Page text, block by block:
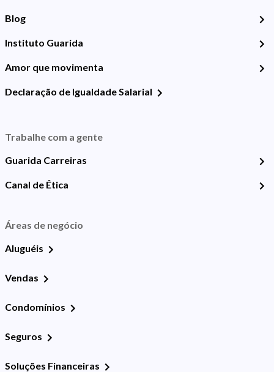
Blog
Instituto Guarida
Amor que movimenta
Declaração de Igualdade Salarial
Trabalhe com a gente
Guarida Carreiras
Canal de Ética
Áreas de negócio
Aluguéis
Vendas
Condomínios
Seguros
Soluções Financeiras